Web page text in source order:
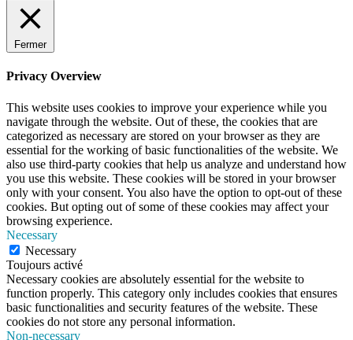
Fermer
Privacy Overview
This website uses cookies to improve your experience while you
navigate through the website. Out of these, the cookies that are
categorized as necessary are stored on your browser as they are
essential for the working of basic functionalities of the website. We
also use third-party cookies that help us analyze and understand how
you use this website. These cookies will be stored in your browser
only with your consent. You also have the option to opt-out of these
cookies. But opting out of some of these cookies may affect your
browsing experience.
Necessary
Necessary
Toujours activé
Necessary cookies are absolutely essential for the website to
function properly. This category only includes cookies that ensures
basic functionalities and security features of the website. These
cookies do not store any personal information.
Non-necessary